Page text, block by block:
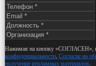
Нажимая на кнопку «СОГЛАСЕН»,
конфиденциальности, Согласие на
получение рекламных материалов.